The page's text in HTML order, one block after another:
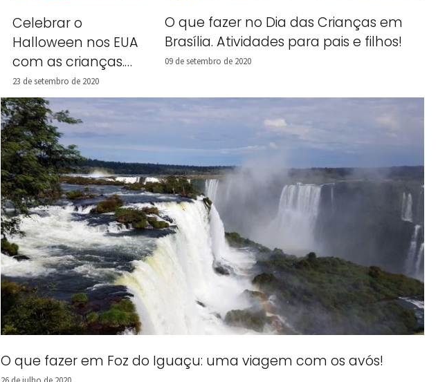
Celebrar o
Halloween nos EUA
com as crianças.
Como foi o Trick or
Treats!
23 de setembro de 2020
O que fazer no Dia das Crianças em
Brasília. Atividades para pais e filhos!
09 de setembro de 2020
O que fazer em Foz do Iguaçu: uma viagem com os avós!